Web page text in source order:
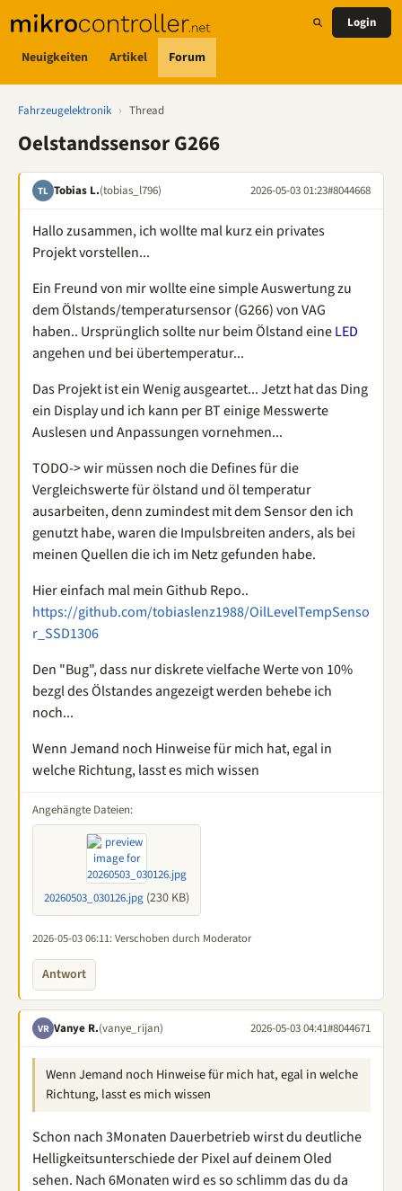
Neuigkeiten Artikel Forum
Login
Fahrzeugelektronik › Thread
Oelstandssensor G266
TL Tobias L.(tobias_l796) 2026-05-03 01:23#8044668
Hallo zusammen, ich wollte mal kurz ein privates
Projekt vorstellen...
Ein Freund von mir wollte eine simple Auswertung zu
dem Ölstands/temperatursensor (G266) von VAG
haben.. Ursprünglich sollte nur beim Ölstand eineLED
angehen und bei übertemperatur...
Das Projekt ist ein Wenig ausgeartet... Jetzt hat das Ding
ein Display und ich kann per BT einige Messwerte
Auslesen und Anpassungen vornehmen...
TODO-> wir müssen noch die Defines für die
Vergleichswerte für ölstand und öl temperatur
ausarbeiten, denn zumindest mit dem Sensor den ich
genutzt habe, waren die Impulsbreiten anders, als bei
meinen Quellen die ich im Netz gefunden habe.
Hier einfach mal mein Github Repo..
https://github.com/tobiaslenz1988/OilLevelTempSenso
r_SSD1306
Den "Bug", dass nur diskrete vielfache Werte von 10%
bezgl des Ölstandes angezeigt werden behebe ich
noch...
Wenn Jemand noch Hinweise für mich hat, egal in
welche Richtung, lasst es mich wissen
Angehängte Dateien:
20260503_030126.jpg (230 KB)
2026-05-03 06:11: Verschoben durch Moderator
Antwort
VR Vanye R.(vanye_rijan) 2026-05-03 04:41#8044671
Wenn Jemand noch Hinweise für mich hat, egal in welche
Richtung, lasst es mich wissen
Schon nach 3Monaten Dauerbetrieb wirst du deutliche
Helligkeitsunterschiede der Pixel auf deinem Oled
sehen. Nach 6Monaten wird es so schlimm das du da